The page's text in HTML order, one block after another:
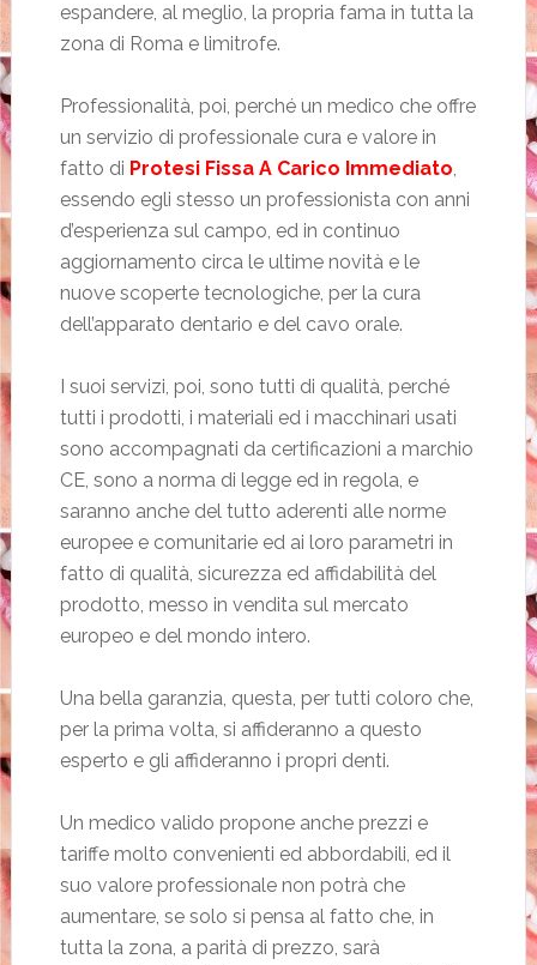
espandere, al meglio, la propria fama in tutta la
zona di Roma e limitrofe.
Professionalità, poi, perché un medico che offre
un servizio di professionale cura e valore in
fatto di Protesi Fissa A Carico Immediato
essendo egli stesso un professionista con anni
d’esperienza sul campo, ed in continuo
aggiornamento circa le ultime novità e le
nuove scoperte tecnologiche, per la cura
dell’apparato dentario e del cavo orale.
I suoi servizi, poi, sono tutti di qualità, perché
tutti i prodotti, i materiali ed i macchinari usati
sono accompagnati da certificazioni a marchio
CE, sono a norma di legge ed in regola, e
saranno anche del tutto aderenti alle norme
europee e comunitarie ed ai loro parametri in
fatto di qualità, sicurezza ed affidabilità del
prodotto, messo in vendita sul mercato
europeo e del mondo intero.
Una bella garanzia, questa, per tutti coloro che,
per la prima volta, si affideranno a questo
esperto e gli affideranno i propri denti.
Un medico valido propone anche prezzi e
tariffe molto convenienti ed abbordabili, ed il
suo valore professionale non potrà che
aumentare, se solo si pensa al fatto che, in
tutta la zona, a parità di prezzo, sarà